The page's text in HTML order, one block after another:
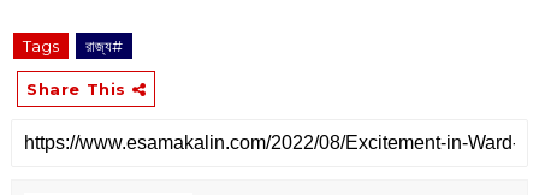
Tags রাজ্য#
Share This